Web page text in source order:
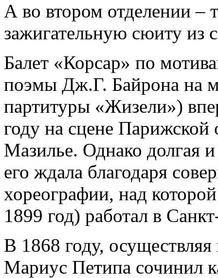
А во втором отделении –
зажигательную сюиту из
Балет «Корсар» по
поэмы Дж.Г. Байрона на
партитуры «Жизели»)
году на сцене
Мазилье. Однако долгая и
его ждала благодаря
хореографии, над
1899 год) работал в
В 1868 году,
Мариус Петипа сочинил